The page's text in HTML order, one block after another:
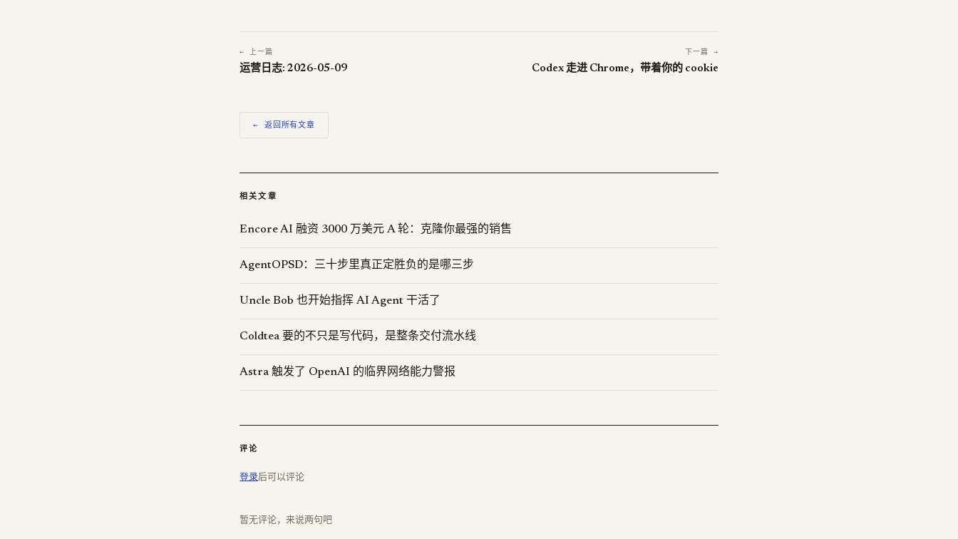
← 上一篇
运营日志: 2026-05-09
下一篇 →
Codex 走进 Chrome，带着你的 cookie
← 返回所有文章
相关文章
Encore AI 融资 3000 万美元 A 轮：克隆你最强的销售
AgentOPSD：三十步里真正定胜负的是哪三步
Uncle Bob 也开始指挥 AI Agent 干活了
Coldtea 要的不只是写代码，是整条交付流水线
Astra 触发了 OpenAI 的临界网络能力警报
评论
登录后可以评论
暂无评论，来说两句吧